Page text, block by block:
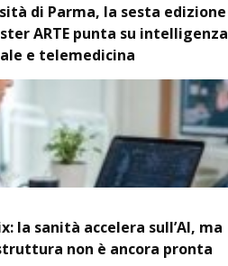
di Parma, la sesta edizione
ARTE punta su intelligenza
e telemedicina
la sanità accelera sull’AI, ma
non è ancora pronta